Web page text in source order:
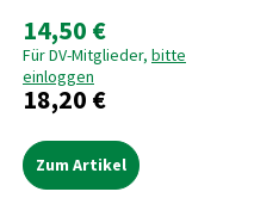
14,50 €
Für DV-Mitglieder, bitte
einloggen
18,20 €
Zum Artikel